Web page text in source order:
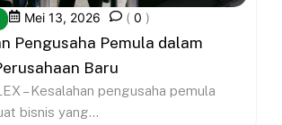
Mei 13, 2026 ( 0 )
Pengusaha Pemula dalam
Baru
– Kesalahan pengusaha pemula
bisnis yang...